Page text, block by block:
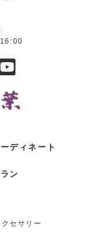
ディネート
ン
セサリー